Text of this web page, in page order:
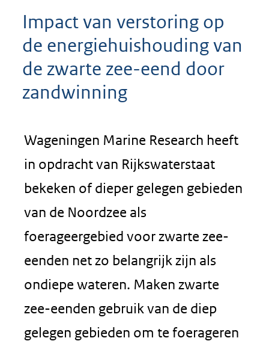
Impact van verstoring op
de energiehuishouding van
de zwarte zee-eend door
zandwinning
Wageningen Marine Research heeft
in opdracht van Rijkswaterstaat
bekeken of dieper gelegen gebieden
van de Noordzee als
foerageergebied voor zwarte zee-
eenden net zo belangrijk zijn als
ondiepe wateren. Maken zwarte
zee-eenden gebruik van de diep
gelegen gebieden om te foerageren